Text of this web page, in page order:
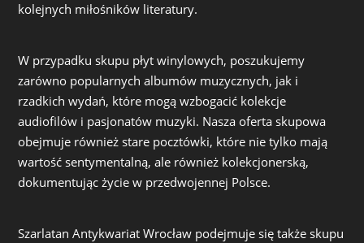
kolejnych miłośników literatury.
W przypadku skupu płyt winylowych, poszukujemy
zarówno popularnych albumów muzycznych, jak i
rzadkich wydań, które mogą wzbogacić kolekcje
audiofilów i pasjonatów muzyki. Nasza oferta skupowa
obejmuje również stare pocztówki, które nie tylko mają
wartość sentymentalną, ale również kolekcjonerską,
dokumentując życie w przedwojennej Polsce.
Szarlatan Antykwariat Wrocław podejmuje się także skupu